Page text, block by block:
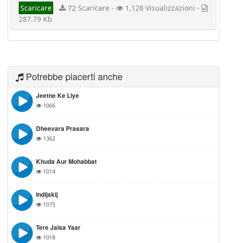
Scaricare 72 Scaricare -
1,128 Visualizzazioni -
287.79 Kb
Potrebbe piacerti anche
Jeetne Ke Liye
1066
Dheevara Prasara
1362
Khuda Aur Mohabbat
1014
Indijskij
1075
Tere Jaisa Yaar
1018